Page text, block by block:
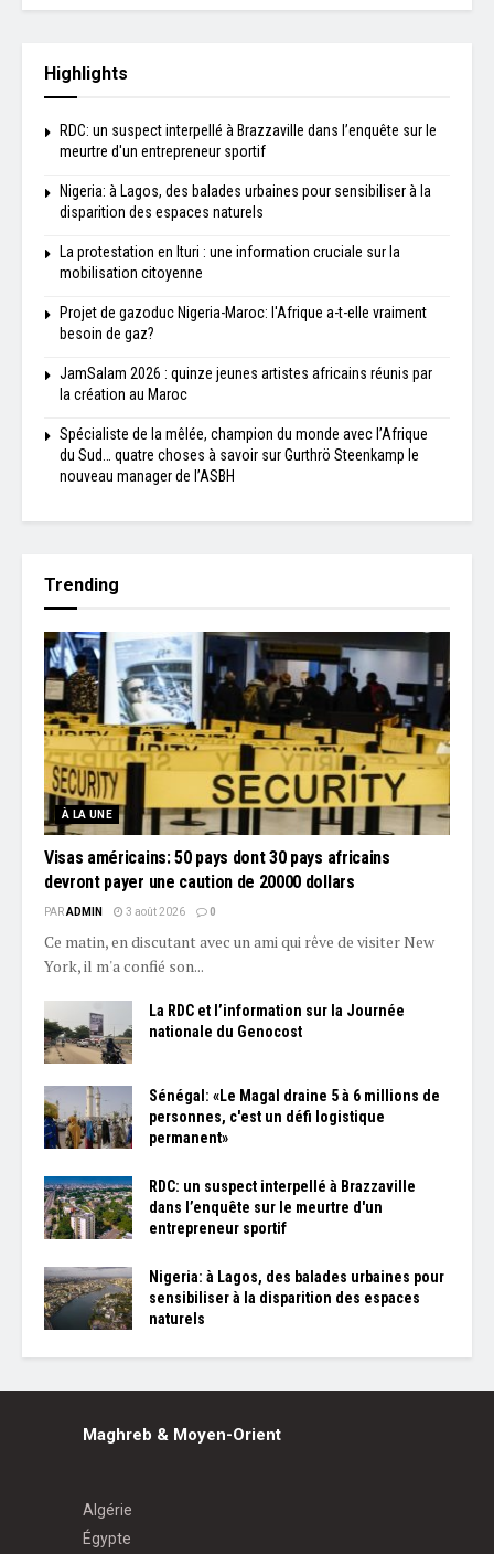
Highlights
RDC: un suspect interpellé à Brazzaville dans l’enquête sur le
meurtre d'un entrepreneur sportif
Nigeria: à Lagos, des balades urbaines pour sensibiliser à la
disparition des espaces naturels
La protestation en Ituri : une information cruciale sur la
mobilisation citoyenne
Projet de gazoduc Nigeria-Maroc: l'Afrique a-t-elle vraiment
besoin de gaz?
JamSalam 2026 : quinze jeunes artistes africains réunis par
la création au Maroc
Spécialiste de la mêlée, champion du monde avec l’Afrique
du Sud… quatre choses à savoir sur Gurthrö Steenkamp le
nouveau manager de l’ASBH
Trending
À LA UNE
Visas américains: 50 pays dont 30 pays africains
devront payer une caution de 20000 dollars
PARADMIN 3 août 2026 0
Ce matin, en discutant avec un ami qui rêve de visiter New
York, il m'a confié son...
La RDC et l’information sur la Journée
nationale du Genocost
Sénégal: «Le Magal draine 5 à 6 millions de
personnes, c'est un défi logistique
permanent»
RDC: un suspect interpellé à Brazzaville
dans l’enquête sur le meurtre d'un
entrepreneur sportif
Nigeria: à Lagos, des balades urbaines pour
sensibiliser à la disparition des espaces
naturels
Maghreb & Moyen-Orient
Algérie
Égypte